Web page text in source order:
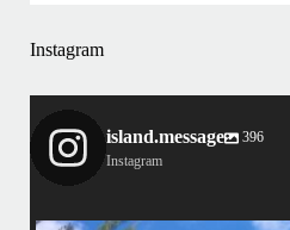
Instagram
island.message
396
Instagram